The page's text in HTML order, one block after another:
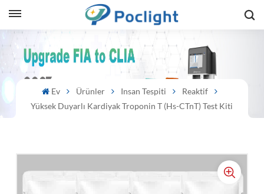
Ev Ürünler Insan Tespiti
Reaktif
Yüksek Duyarlı Kardiyak Troponin T (hs-CTnT) Test Kiti